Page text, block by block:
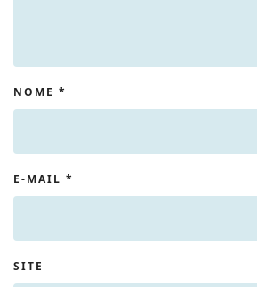
NOME *
E-MAIL *
SITE